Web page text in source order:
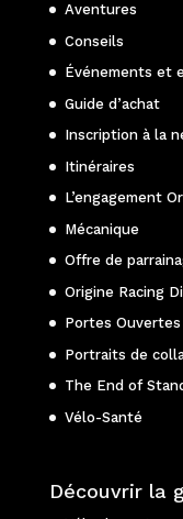
Aventures
Conseils
Événements et
Guide d’achat
Inscription à la
Itinéraires
L’engagement
Mécanique
Offre de
Origine Racing
Portes
Portraits de
The End of
Vélo-Santé
Découvrir la